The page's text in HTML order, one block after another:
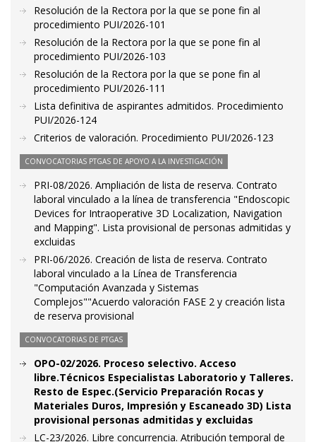
Resolución de la Rectora por la que se pone fin al
procedimiento PUI/2026-101
Resolución de la Rectora por la que se pone fin al
procedimiento PUI/2026-103
Resolución de la Rectora por la que se pone fin al
procedimiento PUI/2026-111
Lista definitiva de aspirantes admitidos. Procedimiento
PUI/2026-124
Criterios de valoración. Procedimiento PUI/2026-123
CONVOCATORIAS PTGAS DE APOYO A LA INVESTIGACIÓN
PRI-08/2026. Ampliación de lista de reserva. Contrato
laboral vinculado a la línea de transferencia "Endoscopic
Devices for Intraoperative 3D Localization, Navigation
and Mapping". Lista provisional de personas admitidas y
excluidas
PRI-06/2026. Creación de lista de reserva. Contrato
laboral vinculado a la Línea de Transferencia
"Computación Avanzada y Sistemas
Complejos""Acuerdo valoración FASE 2 y creación lista
de reserva provisional
CONVOCATORIAS DE PTGAS
OPO-02/2026. Proceso selectivo. Acceso
libre.Técnicos Especialistas Laboratorio y Talleres.
Resto de Espec.(Servicio Preparación Rocas y
Materiales Duros, Impresión y Escaneado 3D) Lista
provisional personas admitidas y excluidas
LC-23/2026. Libre concurrencia. Atribución temporal de